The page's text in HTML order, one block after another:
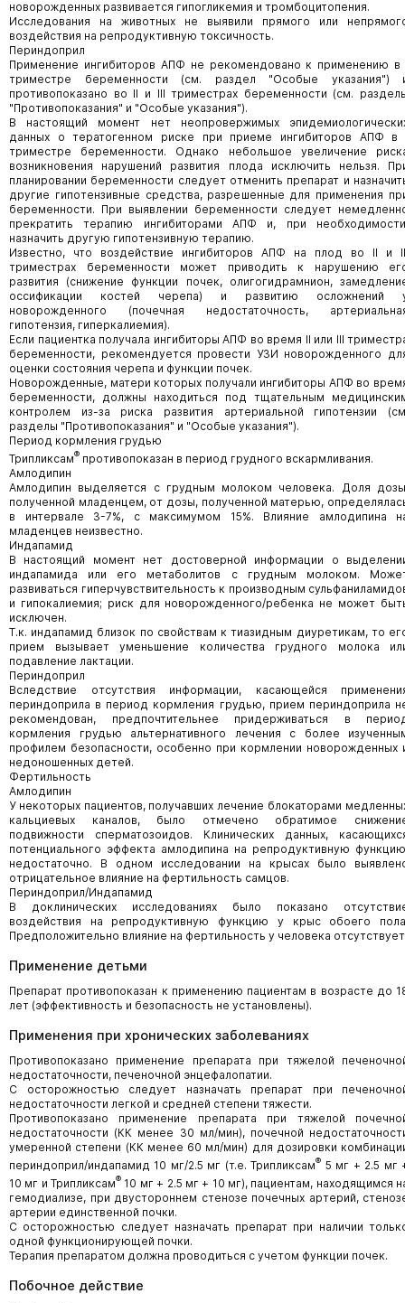
новорожденных развивается гипогликемия и тромбоцитопения.
Исследования на животных не выявили прямого или
воздействия на репродуктивную токсичность.
Периндоприл
Применение ингибиторов АПФ не рекомендовано к применению в
триместре беременности (см. раздел "Особые указания")
противопоказано во II и III триместрах беременности (см.
"Противопоказания" и "Особые указания").
В настоящий момент нет неопровержимых
данных о тератогенном риске при приеме ингибиторов АПФ в
триместре беременности. Однако небольшое увеличение
возникновения нарушений развития плода исключить нельзя.
планировании беременности следует отменить препарат и
другие гипотензивные средства, разрешенные для применения
беременности. При выявлении беременности следует
прекратить терапию ингибиторами АПФ и, при
назначить другую гипотензивную терапию.
Известно, что воздействие ингибиторов АПФ на плод во II и
триместрах беременности может приводить к нарушению
развития (снижение функции почек, олигогидрамнион,
оссификации костей черепа) и развитию осложнений
новорожденного (почечная недостаточность,
гипотензия, гиперкалиемия).
Если пациентка получала ингибиторы АПФ во время II или III
беременности, рекомендуется провести УЗИ новорожденного
оценки состояния черепа и функции почек.
Новорожденные, матери которых получали ингибиторы АПФ во
беременности, должны находиться под тщательным
контролем из-за риска развития артериальной гипотензии
разделы "Противопоказания" и "Особые указания").
Период кормления грудью
Трипликсам® противопоказан в период грудного вскармливания.
Амлодипин
Амлодипин выделяется с грудным молоком человека. Доля
полученной младенцем, от дозы, полученной матерью,
в интервале 3-7%, с максимумом 15%. Влияние амлодипина
младенцев неизвестно.
Индапамид
В настоящий момент нет достоверной информации о
индапамида или его метаболитов с грудным молоком.
развиваться гиперчувствительность к производным
и гипокалиемия; риск для новорожденного/ребенка не может
исключен.
Т.к. индапамид близок по свойствам к тиазидным диуретикам, то
прием вызывает уменьшение количества грудного молока
подавление лактации.
Периндоприл
Вследствие отсутствия информации, касающейся
периндоприла в период кормления грудью, прием периндоприла
рекомендован, предпочтительнее придерживаться в
кормления грудью альтернативного лечения с более
профилем безопасности, особенно при кормлении новорожденных
недоношенных детей.
Фертильность
Амлодипин
У некоторых пациентов, получавших лечение блокаторами
кальциевых каналов, было отмечено обратимое
подвижности сперматозоидов. Клинических данных,
потенциального эффекта амлодипина на репродуктивную
недостаточно. В одном исследовании на крысах было
отрицательное влияние на фертильность самцов.
Периндоприл/Индапамид
В доклинических исследованиях было показано
воздействия на репродуктивную функцию у крыс обоего
Предположительно влияние на фертильность у человека
Применение детьми
Препарат противопоказан к применению пациентам в возрасте до
лет (эффективность и безопасность не установлены).
Применения при хронических заболеваниях
Противопоказано применение препарата при тяжелой
недостаточности, печеночной энцефалопатии.
С осторожностью следует назначать препарат при
недостаточности легкой и средней степени тяжести.
Противопоказано применение препарата при тяжелой
недостаточности (КК менее 30 мл/мин), почечной
умеренной степени (КК менее 60 мл/мин) для дозировки
периндоприл/индапамид 10 мг/2.5 мг (т.е. Трипликсам® 5 мг + 2.5 мг
10 мг и Трипликсам® 10 мг + 2.5 мг + 10 мг), пациентам, находящимся
гемодиализе, при двустороннем стенозе почечных артерий,
артерии единственной почки.
С осторожностью следует назначать препарат при наличии
одной функционирующей почки.
Терапия препаратом должна проводиться с учетом функции почек.
Побочное действие